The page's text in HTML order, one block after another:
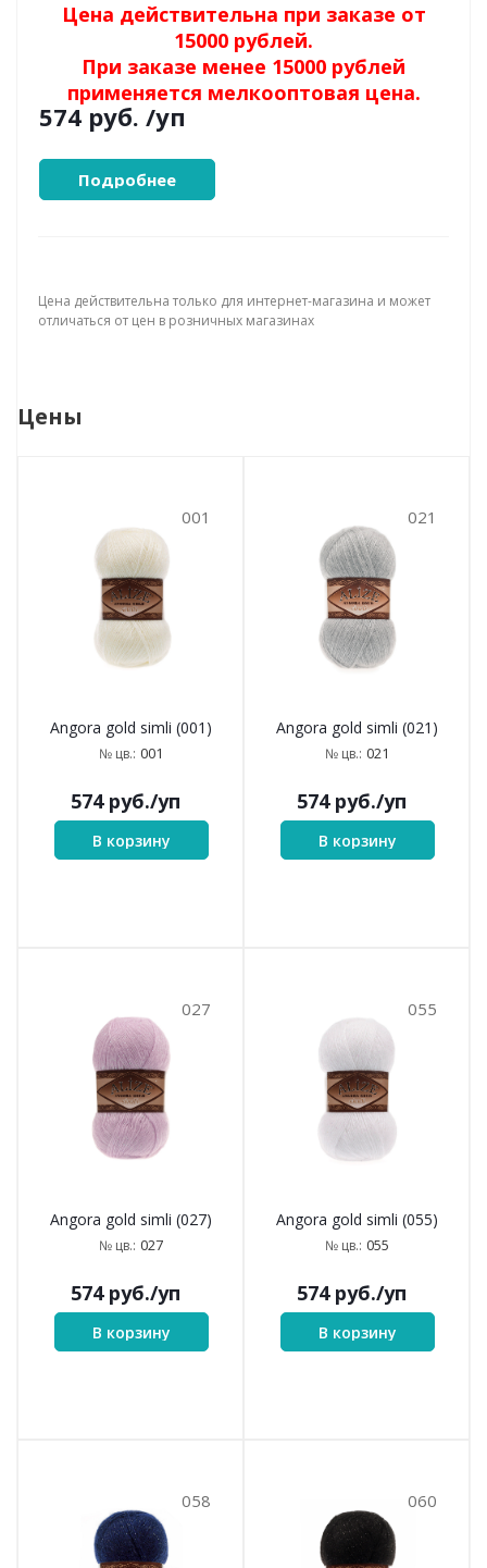
Цена действительна при заказе от
15000 рублей.
При заказе менее 15000 рублей
применяется мелкооптовая цена.
574 руб. /уп
Подробнее
Цена действительна только для интернет-магазина и может
отличаться от цен в розничных магазинах
Цены
001
Angora gold simli (001)
№ цв.: 001
574руб./уп
В корзину
021
Angora gold simli (021)
№ цв.: 021
574руб./уп
В корзину
027
Angora gold simli (027)
№ цв.: 027
574руб./уп
В корзину
055
Angora gold simli (055)
№ цв.: 055
574руб./уп
В корзину
058 060